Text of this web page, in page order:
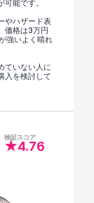
能です。
やハザード表
価格は3万円
強いよく晴れ
ていない人に
入を検討して
検証スコア
★4.76